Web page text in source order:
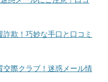
欺！巧妙な手口と口コミ
交際クラブ！迷惑メール情